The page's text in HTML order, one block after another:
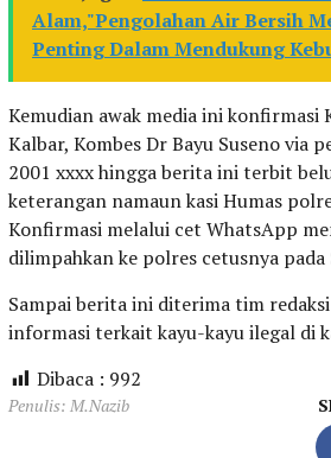
Alam,"Pengolahan Air Bersih
Penting Dalam Mendukung
Kemudian awak media ini konfirmasi
Kalbar, Kombes Dr Bayu Suseno via
2001 xxxx hingga berita ini terbit
keterangan namaun kasi Humas
Konfirmasi melalui cet WhatsApp
dilimpahkan ke polres cetusnya
Sampai berita ini diterima tim
informasi terkait kayu-kayu ilegal di
Dibaca : 992
Penulis: M.Nazib